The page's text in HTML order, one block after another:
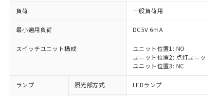
負荷 一般負荷用
最小適用負荷 DC5V 6mA
スイッチユニット構成
ユニット位置1: NO
ユニット位置2: 点灯ユニット
ユニット位置3: NC
ランプ 照光部方式 LEDランプ